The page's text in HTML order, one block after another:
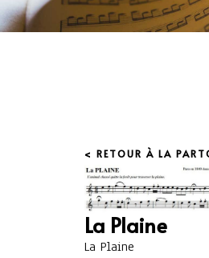
< RETOUR À LA
La Plaine
La Plaine